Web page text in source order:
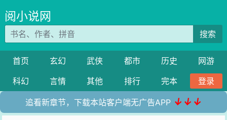
阅小说网
搜索
首页 玄幻 武侠 都市 历史
网游
科幻
言情 其他 排行 完本 登录
追看新章节，下载本站客户端无广告APP ↓↓↓